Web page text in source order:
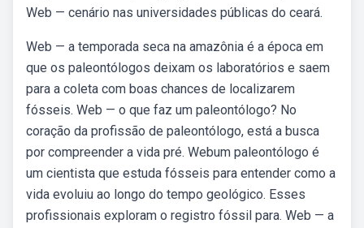
Web — cenário nas universidades públicas do ceará.
Web — a temporada seca na amazônia é a época em
que os paleontólogos deixam os laboratórios e saem
para a coleta com boas chances de localizarem
fósseis. Web — o que faz um paleontólogo? No
coração da profissão de paleontólogo, está a busca
por compreender a vida pré. Webum paleontólogo é
um cientista que estuda fósseis para entender como a
vida evoluiu ao longo do tempo geológico. Esses
profissionais exploram o registro fóssil para. Web — a